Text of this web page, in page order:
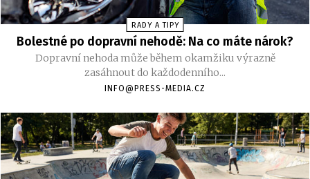
RADY A TIPY
Bolestné po dopravní nehodě: Na co máte nárok?
Dopravní nehoda může během okamžiku výrazně
zasáhnout do každodenního...
INFO@PRESS-MEDIA.CZ